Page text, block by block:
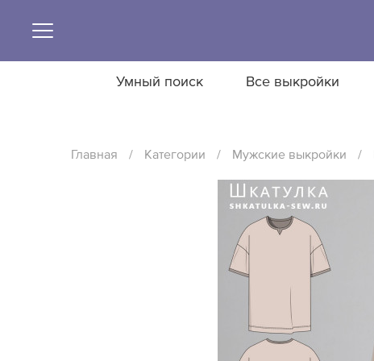
Умный поиск Все выкройки
Главная / Категории / Мужские выкройки /